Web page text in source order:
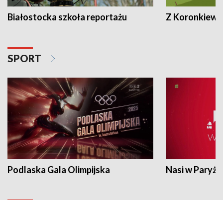
Białostocka szkoła reportażu Z
SPORT
Podlaska Gala Olimpijska Nasi w Paryżu